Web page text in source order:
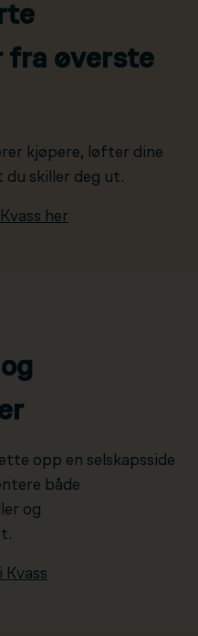
fra øverste
kjøpere, løfter dine
skiller deg ut.
her
opp en selskapsside
både
og
Kvass